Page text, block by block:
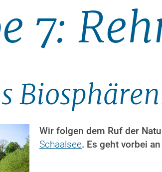
7:
Wir folgen dem Ruf der
Schaalsee. Es geht vorbei